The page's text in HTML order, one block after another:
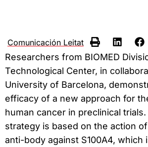
Comunicación Leitat
Researchers from BIOMED
Technological Center, in
University of Barcelona,
efficacy of a new approach for
human cancer in preclinical
strategy is based on the action
anti-body against S100A4, which